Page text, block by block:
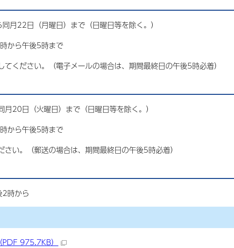
月22日（月曜日）まで（日曜日等を除く。）
から午後5時まで
ください。（電子メールの場合は、期間最終日の午後5時必着）
20日（火曜日）まで（日曜日等を除く。）
から午後5時まで
い。（郵送の場合は、期間最終日の午後5時必着）
時から
975.7KB）